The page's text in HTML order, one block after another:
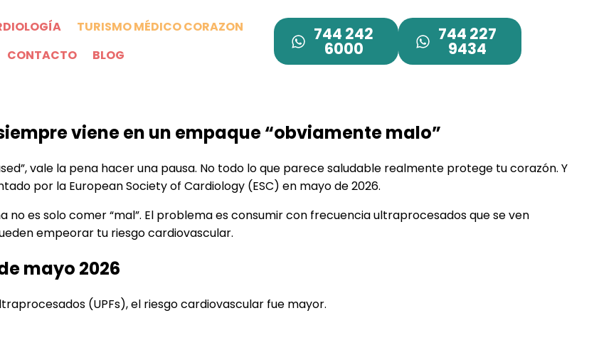
TURISMO MÉDICO CORAZON
CONTACTO
BLOG
744 242
6000
744 227
9434
viene en un empaque “obviamente malo”
vale la pena hacer una pausa. No todo lo que parece saludable realmente protege tu corazón. Y
por la European Society of Cardiology (ESC) en mayo de 2026.
es solo comer “mal”. El problema es consumir con frecuencia ultraprocesados que se ven
empeorar tu riesgo cardiovascular.
mayo 2026
(UPFs), el riesgo cardiovascular fue mayor.